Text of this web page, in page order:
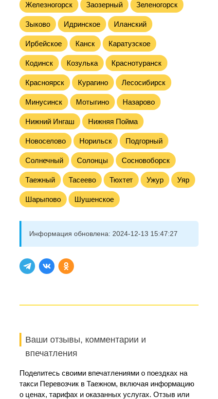
Железногорск Заозерный Зеленогорск
Зыково Идринское Иланский
Ирбейское Канск Каратузское
Кодинск Козулька Краснотуранск
Красноярск Курагино Лесосибирск
Минусинск Мотыгино Назарово
Нижний Ингаш Нижняя Пойма
Новоселово Норильск Подгорный
Солнечный Солонцы Сосновоборск
Таежный Тасеево Тюхтет Ужур Уяр
Шарыпово Шушенское
Информация обновлена: 2024-12-13 15:47:27
Ваши отзывы, комментарии и
впечатления
Поделитесь своими впечатлениями о поездках на
такси Перевозчик в Таежном, включая информацию
о ценах, тарифах и оказанных услугах. Отзыв или